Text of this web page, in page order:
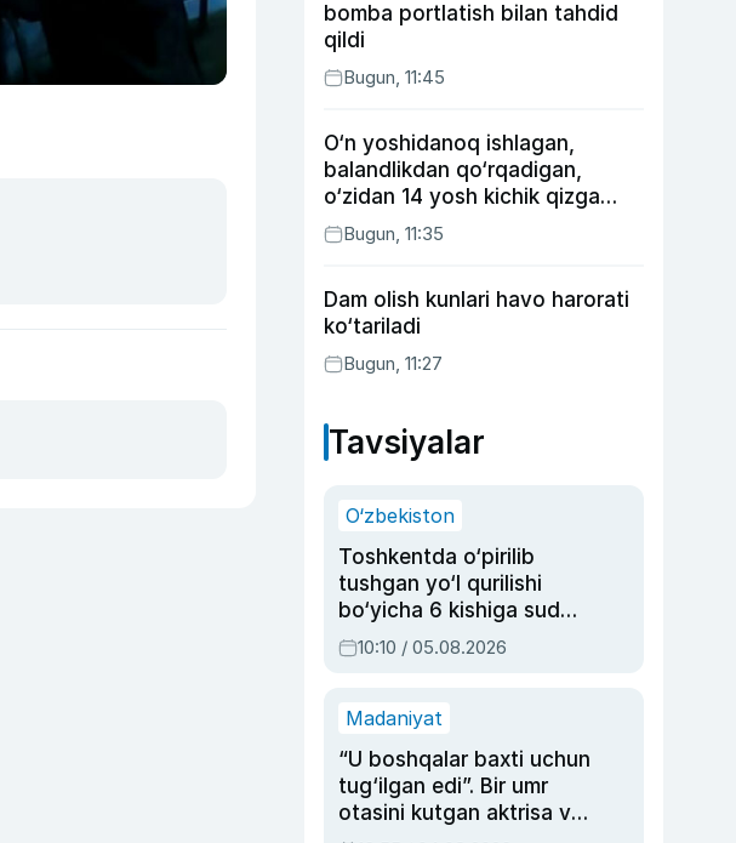
bomba portlatish bilan tahdid
qildi
Bugun, 11:45
O‘n yoshidanoq ishlagan,
balandlikdan qo‘rqadigan,
o‘zidan 14 yosh kichik qizga
uylangan Yorqinxo‘ja Umarov
34 yoshda
Bugun, 11:35
Dam olish kunlari havo harorati
ko‘tariladi
Bugun, 11:27
Tavsiyalar
O‘zbekiston
Toshkentda o‘pirilib
tushgan yo‘l qurilishi
bo‘yicha 6 kishiga sud
hukmi o‘qildi
10:10 / 05.08.2026
Madaniyat
“U boshqalar baxti uchun
tug‘ilgan edi”. Bir umr
otasini kutgan aktrisa va